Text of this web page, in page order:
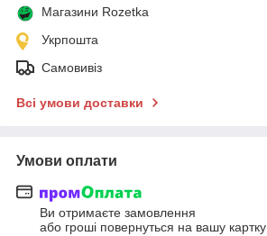
Магазини Rozetka
Укрпошта
Самовивіз
Всі умови доставки
Умови оплати
Ви отримаєте замовлення
або гроші повернуться на вашу картку